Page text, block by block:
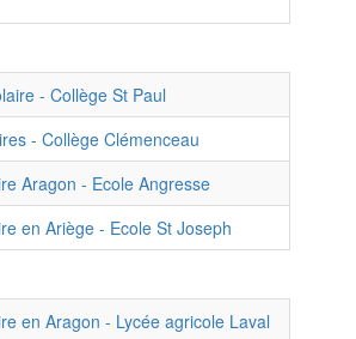
- Collège St Paul
- Collège Clémenceau
Aragon - Ecole Angresse
en Ariège - Ecole St Joseph
en Aragon - Lycée agricole Laval